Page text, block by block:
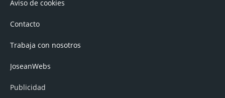
Aviso de cookies
Contacto
Trabaja con nosotros
JoseanWebs
Publicidad